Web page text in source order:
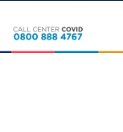
con discapacidad